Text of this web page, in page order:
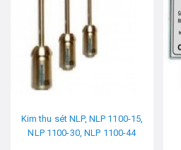
Kim thu sét NLP, NLP 1100-15,
NLP 1100-30, NLP 1100-44